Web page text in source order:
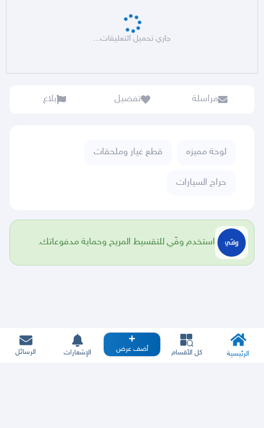
جاري تحميل التعليقات...
مراسلة تفضيل بلاغ
لوحة مميزه قطع غيار وملحقات
حراج السيارات
استخدم وفّي للتقسيط المريح وحماية مدفوعاتك.
الرئيسية كل الأقسام أضف عرض الإشعارات الرسائل